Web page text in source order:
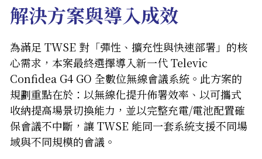
解決方案與導入成效
為滿足 TWSE 對「彈性、擴充性與快速部署」的核
心需求，本案最終選擇導入新一代 Televic
Confidea G4 GO 全數位無線會議系統。此方案的
規劃重點在於：以無線化提升佈署效率、以可攜式
收納提高場景切換能力，並以完整充電/電池配置確
保會議不中斷，讓 TWSE 能同一套系統支援不同場
域與不同規模的會議。